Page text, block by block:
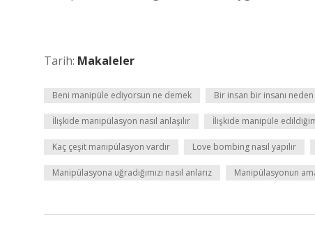
Tarih: Makaleler
Beni manipüle ediyorsun ne demek Bir insan bir insanı
İlişkide manipülasyon nasıl anlaşılır İlişkide manipüle
Kaç çeşit manipülasyon vardır Love bombing nasıl yapılır
Manipülasyona uğradığımızı nasıl anlarız Manipülasyonun